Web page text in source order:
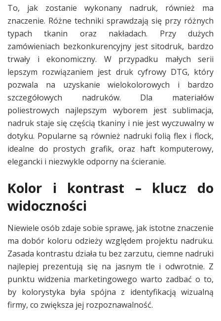
To, jak zostanie wykonany nadruk, również ma
znaczenie. Różne techniki sprawdzają się przy różnych
typach tkanin oraz nakładach. Przy dużych
zamówieniach bezkonkurencyjny jest sitodruk, bardzo
trwały i ekonomiczny. W przypadku małych serii
lepszym rozwiązaniem jest druk cyfrowy DTG, który
pozwala na uzyskanie wielokolorowych i bardzo
szczegółowych nadruków. Dla materiałów
poliestrowych najlepszym wyborem jest sublimacja,
nadruk staje się częścią tkaniny i nie jest wyczuwalny w
dotyku. Popularne są również nadruki folią flex i flock,
idealne do prostych grafik, oraz haft komputerowy,
elegancki i niezwykle odporny na ścieranie.
Kolor i kontrast – klucz do
widoczności
Niewiele osób zdaje sobie sprawę, jak istotne znaczenie
ma dobór koloru odzieży względem projektu nadruku.
Zasada kontrastu działa tu bez zarzutu, ciemne nadruki
najlepiej prezentują się na jasnym tle i odwrotnie. Z
punktu widzenia marketingowego warto zadbać o to,
by kolorystyka była spójna z identyfikacją wizualną
firmy, co zwiększa jej rozpoznawalność.